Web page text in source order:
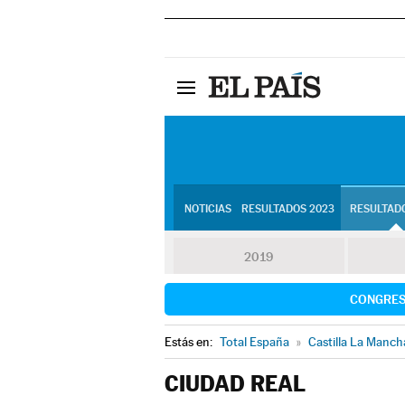
NOTICIAS RESULTADOS 2023
2019
Estás en: Total España » Castilla La
CIUDAD REAL